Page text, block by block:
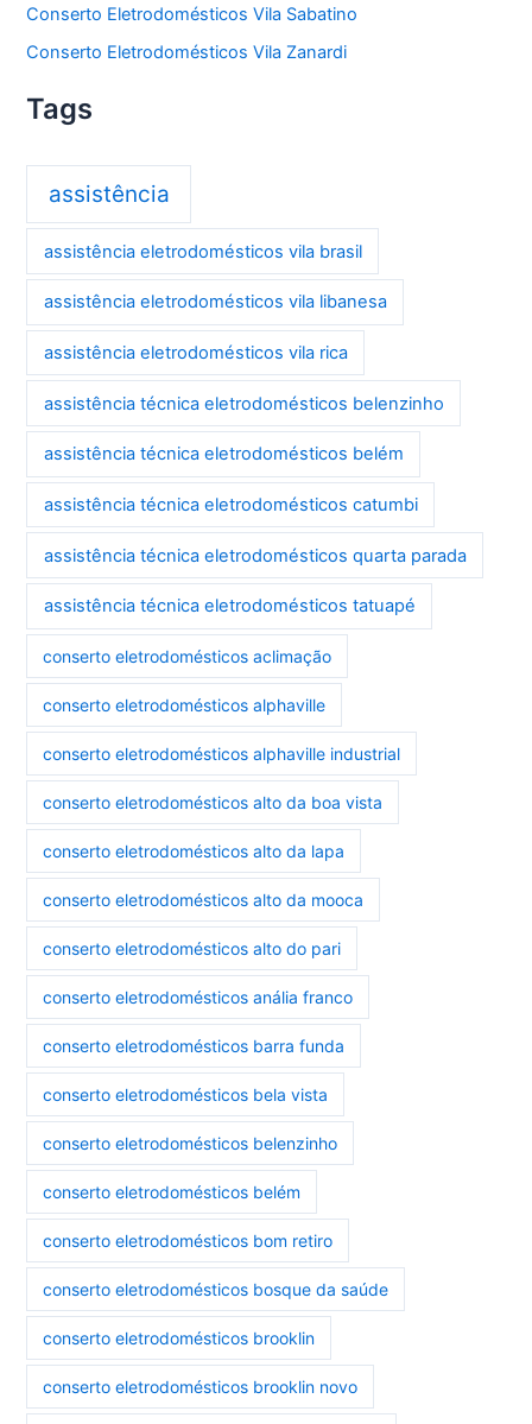
Conserto Eletrodomésticos Vila Sabatino
Conserto Eletrodomésticos Vila Zanardi
Tags
assistência
assistência eletrodomésticos vila brasil
assistência eletrodomésticos vila libanesa
assistência eletrodomésticos vila rica
assistência técnica eletrodomésticos belenzinho
assistência técnica eletrodomésticos belém
assistência técnica eletrodomésticos catumbi
assistência técnica eletrodomésticos quarta parada
assistência técnica eletrodomésticos tatuapé
conserto eletrodomésticos aclimação
conserto eletrodomésticos alphaville
conserto eletrodomésticos alphaville industrial
conserto eletrodomésticos alto da boa vista
conserto eletrodomésticos alto da lapa
conserto eletrodomésticos alto da mooca
conserto eletrodomésticos alto do pari
conserto eletrodomésticos anália franco
conserto eletrodomésticos barra funda
conserto eletrodomésticos bela vista
conserto eletrodomésticos belenzinho
conserto eletrodomésticos belém
conserto eletrodomésticos bom retiro
conserto eletrodomésticos bosque da saúde
conserto eletrodomésticos brooklin
conserto eletrodomésticos brooklin novo